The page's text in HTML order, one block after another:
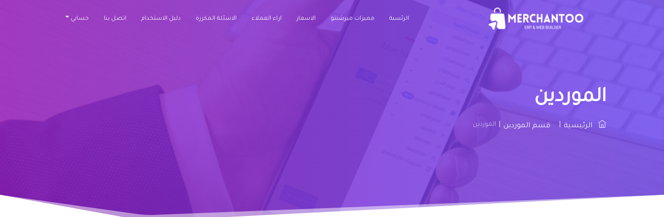
الرئسية مميزات ميرشنتو الاسعار اراء العملاء الاسئلة المكررة دليل الاستخدام اتصل بنا حسابي
الموردين
الرئيسية قسم الموردين الموردين